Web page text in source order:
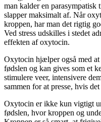
man kalder en
slapper maksimalt af. Når
kroppen, har man det rigtig
Ved stress udskilles i stedet
effekten af oxytocin.
Oxytocin hjælper også med
fødslen og kan gives som et
stimulere veer, intensivere
sammen for at presse, hvis
Oxytocin er ikke kun vigtigt
fødslen, hvor kroppen og